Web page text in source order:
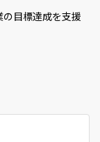
目標達成を支援